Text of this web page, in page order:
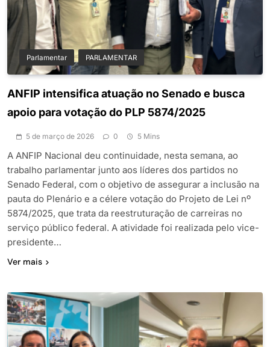
Parlamentar PARLAMENTAR
ANFIP intensifica atuação no Senado e busca
apoio para votação do PLP 5874/2025
5 de março de 2026 0 5 Mins
A ANFIP Nacional deu continuidade, nesta semana, ao
trabalho parlamentar junto aos líderes dos partidos no
Senado Federal, com o objetivo de assegurar a inclusão na
pauta do Plenário e a célere votação do Projeto de Lei nº
5874/2025, que trata da reestruturação de carreiras no
serviço público federal. A atividade foi realizada pelo vice-
presidente…
Ver mais